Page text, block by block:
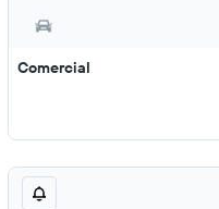
Comercial